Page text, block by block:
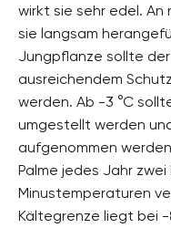
wirkt sie sehr edel.
sie langsam
Jungpflanze sollte
ausreichendem
werden. Ab -3 °C
umgestellt werden
aufgenommen
Palme jedes Jahr
Minustemperaturen
Kältegrenze liegt bei -